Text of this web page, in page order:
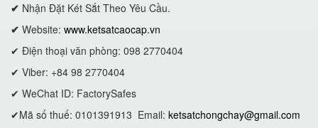
✔ Nhận Đặt Két Sắt Theo Yêu Cầu.
✔ Website: www.ketsatcaocap.vn
✔ Điện thoại văn phòng: 098 2770404
✔ Viber: +84 98 2770404
✔ WeChat ID: FactorySafes
✔Mã số thuế: 0101391913 Email: ketsatchongchay@gmail.com